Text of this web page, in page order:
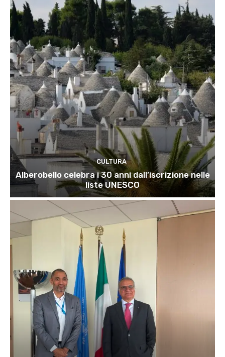
CULTURA
Alberobello celebra i 30 anni dall’iscrizione nelle
liste UNESCO